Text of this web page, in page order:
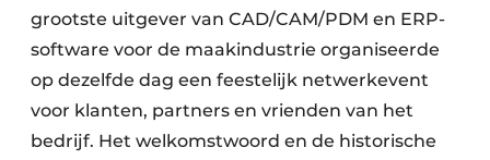
grootste uitgever van CAD/CAM/PDM en ERP-
software voor de maakindustrie organiseerde
op dezelfde dag een feestelijk netwerkevent
voor klanten, partners en vrienden van het
bedrijf. Het welkomstwoord en de historische